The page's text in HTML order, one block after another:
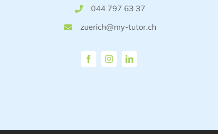
044 797 63 37
zuerich@my-tutor.ch